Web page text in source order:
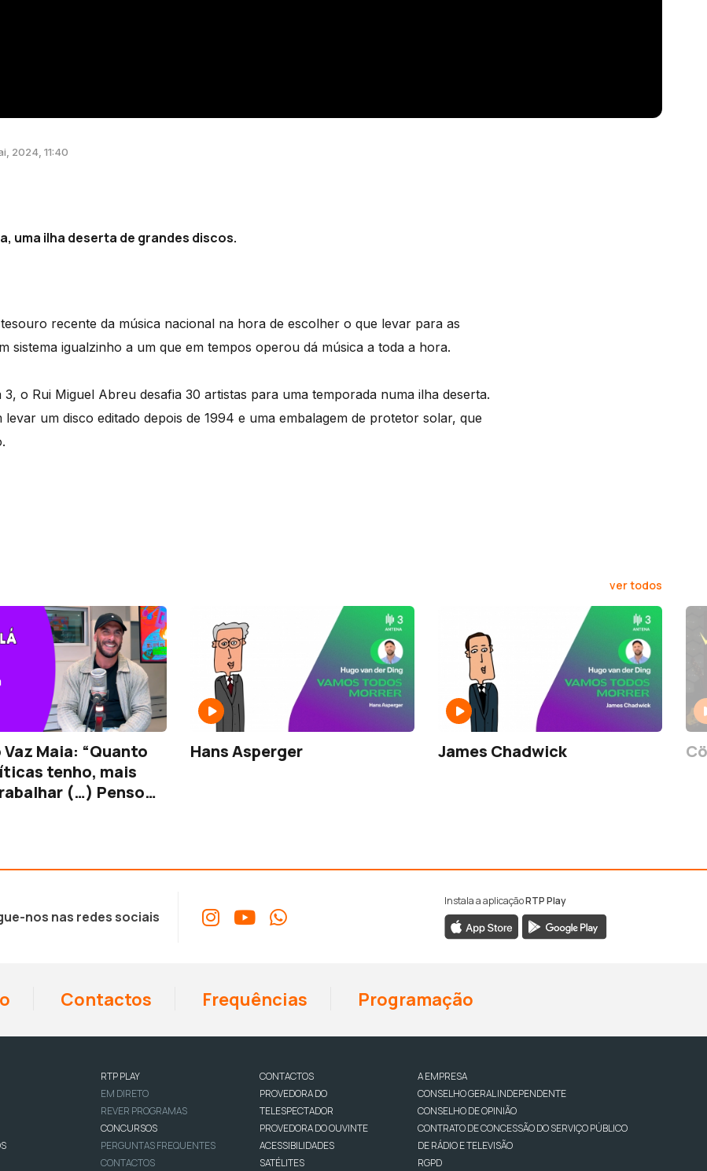
2024, 11:40
uma ilha deserta de grandes discos.
recente da música nacional na hora de escolher o que levar para as
sistema igualzinho a um que em tempos operou dá música a toda a hora.
o Rui Miguel Abreu desafia 30 artistas para uma temporada numa ilha deserta.
levar um disco editado depois de 1994 e uma embalagem de protetor solar, que
ver todos
Maia: “Quanto
tenho, mais
(…) Penso
Hans Asperger James Chadwick
nos nas redes sociais
Instala a aplicaçãoRTP Play
Contactos Frequências Programação
RTP PLAY
EM DIRETO
REVER PROGRAMAS
CONCURSOS
PERGUNTAS FREQUENTES
CONTACTOS
CONTACTOS
PROVEDORA DO
TELESPECTADOR
PROVEDORA DO OUVINTE
ACESSIBILIDADES
SATÉLITES
A EMPRESA
CONSELHO GERAL INDEPENDENTE
CONSELHO DE OPINIÃO
CONTRATO DE CONCESSÃO DO SERVIÇO PÚBLICO
DE RÁDIO E TELEVISÃO
RGPD